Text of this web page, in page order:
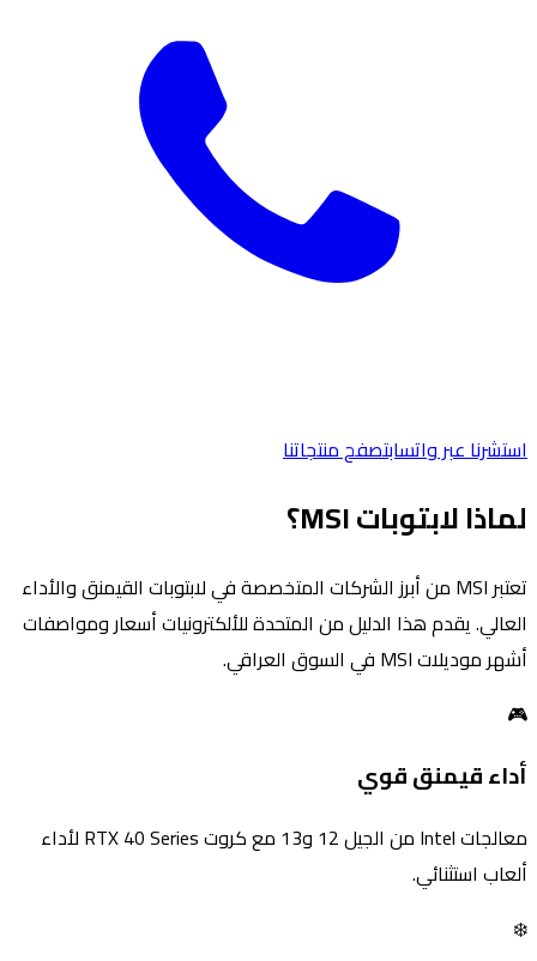
استشرنا عبر واتسابتصفح منتجاتنا
لماذا لابتوبات MSI؟
تعتبر MSI من أبرز الشركات المتخصصة في لابتوبات القيمنق والأداء
العالي. يقدم هذا الدليل من المتحدة للألكترونيات أسعار ومواصفات
أشهر موديلات MSI في السوق العراقي.
🎮
أداء قيمنق قوي
معالجات Intel من الجيل 12 و13 مع كروت RTX 40 Series لأداء
ألعاب استثنائي.
❄️